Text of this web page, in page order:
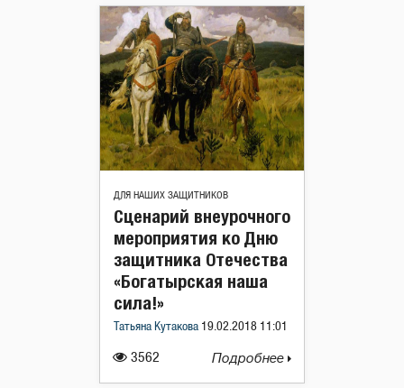
ДЛЯ НАШИХ ЗАЩИТНИКОВ
3562
Сценарий внеурочного
мероприятия ко Дню
защитника Отечества
«Богатырская наша
сила!»
Татьяна Кутакова 19.02.2018 11:01
Подробнее